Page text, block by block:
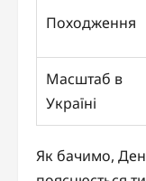
Походження
Масштаб в
Україні
Як бачимо,